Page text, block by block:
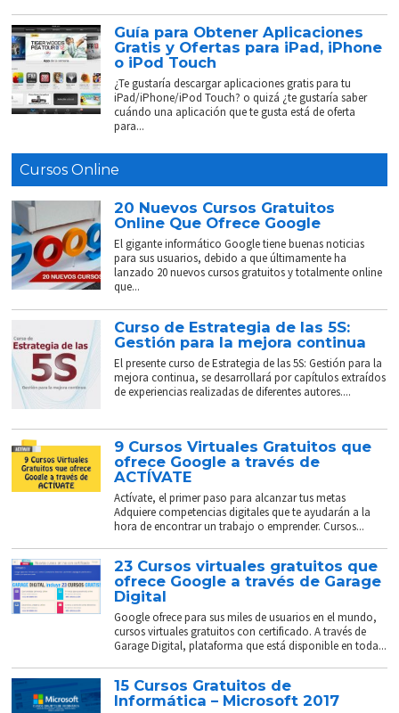
Guía para Obtener Aplicaciones
Gratis y Ofertas para iPad, iPhone
o iPod Touch
¿Te gustaría descargar aplicaciones gratis para tu
iPad/iPhone/iPod Touch? o quizá ¿te gustaría saber
cuándo una aplicación que te gusta está de oferta
para...
Cursos Online
20 Nuevos Cursos Gratuitos
Online Que Ofrece Google
El gigante informático Google tiene buenas noticias
para sus usuarios, debido a que últimamente ha
lanzado 20 nuevos cursos gratuitos y totalmente online
que...
Curso de Estrategia de las 5S:
Gestión para la mejora continua
El presente curso de Estrategia de las 5S: Gestión para la
mejora continua, se desarrollará por capítulos extraídos
de experiencias realizadas de diferentes autores....
9 Cursos Virtuales Gratuitos que
ofrece Google a través de
ACTÍVATE
Actívate, el primer paso para alcanzar tus metas
Adquiere competencias digitales que te ayudarán a la
hora de encontrar un trabajo o emprender. Cursos...
23 Cursos virtuales gratuitos que
ofrece Google a través de Garage
Digital
Google ofrece para sus miles de usuarios en el mundo,
cursos virtuales gratuitos con certificado. A través de
Garage Digital, plataforma que está disponible en toda...
15 Cursos Gratuitos de
Informática – Microsoft 2017